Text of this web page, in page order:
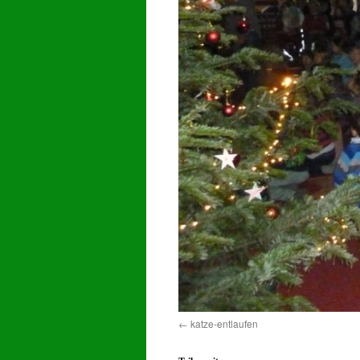
katze-entlaufen